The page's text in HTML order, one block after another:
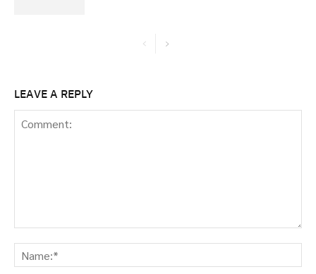
LEAVE A REPLY